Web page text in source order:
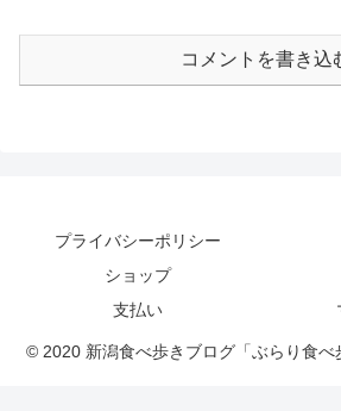
コメントを書き込
プライバシーポリシー
ショップ
支払い
© 2020 新潟食べ歩きブログ「ぶらり食